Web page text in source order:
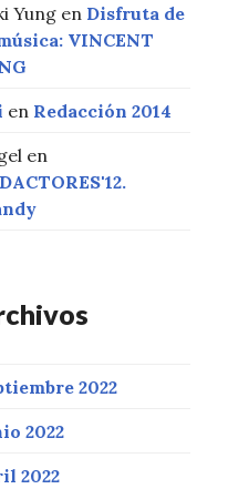
Yung en Disfruta de
VINCENT
en Redacción 2014
en
2022
2022
2022